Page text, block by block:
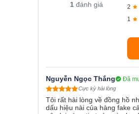
1 đánh giá 2
1
Nguyễn Ngọc Thắng Đã
Cực kỳ hài lòng
Tôi rất hài lòng về đồng hồ
dấu hiệu nài của hàng fake